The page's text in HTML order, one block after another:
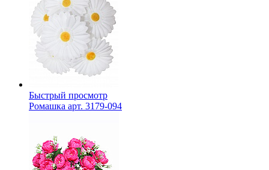
Быстрый просмотр
Ромашка арт. 3179-094